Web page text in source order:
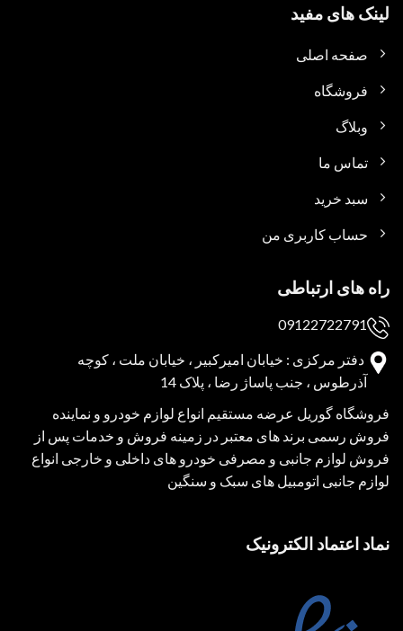
لینک های مفید
صفحه اصلی
فروشگاه
وبلاگ
تماس ما
سبد خرید
حساب کاربری من
راه های ارتباطی
09122722791
دفتر مرکزی : خیابان امیرکبیر ، خیابان ملت ، کوچه
آذرطوس ، جنب پاساژ رضا ، پلاک 14
فروشگاه گوریل عرضه مستقیم انواع لوازم خودرو و نماینده
فروش رسمی برند های معتبر در زمینه فروش و خدمات پس از
فروش لوازم جانبی و مصرفی خودرو های داخلی و خارجی انواع
لوازم جانبی اتومبیل های سبک و سنگین
نماد اعتماد الکترونیک